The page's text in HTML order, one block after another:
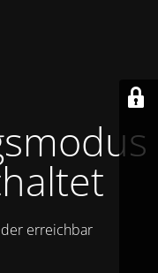
erreichbar